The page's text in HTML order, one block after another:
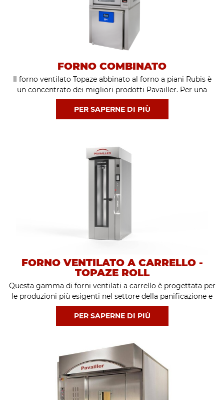
FORNO COMBINATO
Il forno ventilato Topaze abbinato al forno a piani Rubis è
un concentrato dei migliori prodotti Pavailler. Per una
versatilità e una precisione ancora maggiori, questi forni
elettrici possono essere combinati per cuocere i dolci più
delicati e le pizze più gustose.
PER SAPERNE DI PIÙ
FORNO VENTILATO A CARRELLO -
TOPAZE ROLL
Questa gamma di forni ventilati a carrello è progettata per
le produzioni più esigenti nel settore della panificazione e
della pasticceria.
PER SAPERNE DI PIÙ